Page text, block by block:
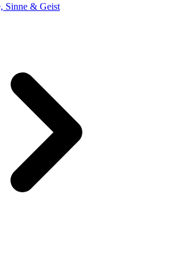
Sinne & Geist